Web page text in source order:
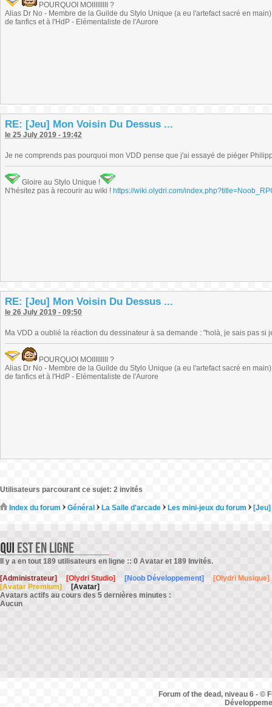
POURQUOI MOIIIIIIIII ?
Alias Dr No - Membre de la Guilde du Stylo Unique (a eu l'artefact sacré en
de fanfics et à l'HdP - Elémentaliste de l'Aurore
RE: [Jeu] Mon Voisin Du Dessus ...
le 25 July 2019 - 19:42
Je ne comprends pas pourquoi mon VDD pense que j'ai essayé de piéger
Gloire au Stylo Unique !
N'hésitez pas à recourir au wiki ! https://wiki.olydri.com/
RE: [Jeu] Mon Voisin Du Dessus ...
le 26 July 2019 - 09:50
Ma VDD a oublié la réaction du dessinateur à sa demande : "holà, je sais pas si
POURQUOI MOIIIIIIIII ?
Alias Dr No - Membre de la Guilde du Stylo Unique (a eu l'artefact sacré en
de fanfics et à l'HdP - Elémentaliste de l'Aurore
Utilisateurs parcourant ce sujet: 2 invités
Index du forum Général La Salle d'arcade Les mini-jeux du forum
Il y a en tout 189 utilisateurs en ligne :: 0 Avatar et 189 Invités.
[Administrateur]
[Olydri Studio] [Noob Développement]
[Olydri Musique]
[Avatar Premium]
[Avatar]
Avatars actifs au cours des 5 dernières minutes :
Aucun
Forum of the dead, niveau 6 - ©